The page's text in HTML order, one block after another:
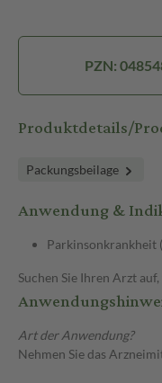
PZN:
Produktdetails/
Packungsbeilage
Anwendung &
Parkinsonkrankheit
Suchen Sie Ihren Arzt
Art der Anwendung?
Nehmen Sie das